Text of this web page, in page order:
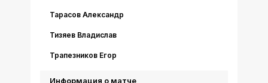
Тарасов Александр
Тизяев Владислав
Трапезников Егор
Информация о матче